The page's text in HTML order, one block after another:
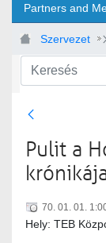
Partners and
Szervezet
Szenior
Pulit a
70. 01. 01.
Hely: TEB